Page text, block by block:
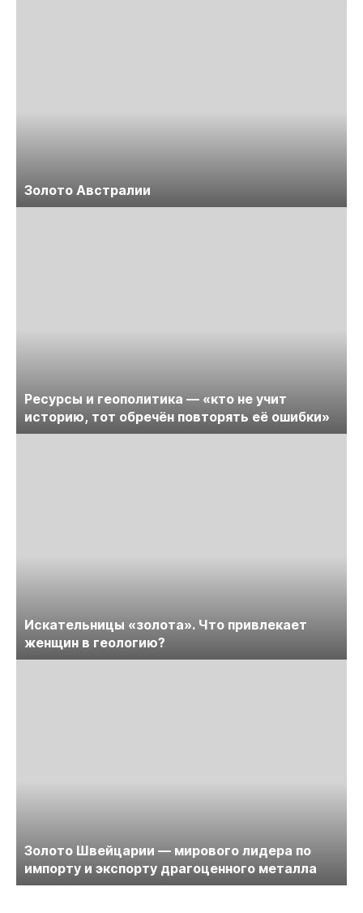
Золото Австралии
Ресурсы и геополитика — «кто не учит
историю, тот обречён повторять её ошибки»
Искательницы «золота». Что привлекает
женщин в геологию?
Золото Швейцарии — мирового лидера по
импорту и экспорту драгоценного металла